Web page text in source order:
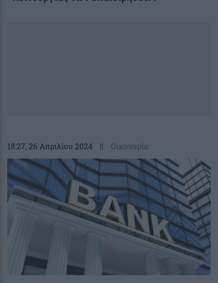
18:27, 26 Απριλίου 2024 || Οικονομία